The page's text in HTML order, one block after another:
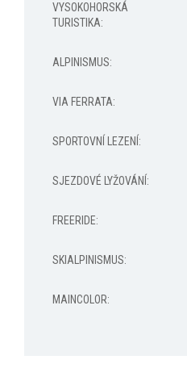
VYSOKOHORSKÁ
TURISTIKA:
ALPINISMUS:
VIA FERRATA:
SPORTOVNÍ LEZENÍ :
SJEZDOVÉ LYŽOVÁNÍ :
FREERIDE:
SKIALPINISMUS:
MAINCOLOR: